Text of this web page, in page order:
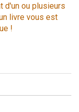
d'un ou plusieurs
livre vous est
!